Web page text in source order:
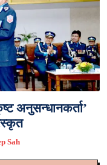
अनुसन्धानकर्ता’
Sah